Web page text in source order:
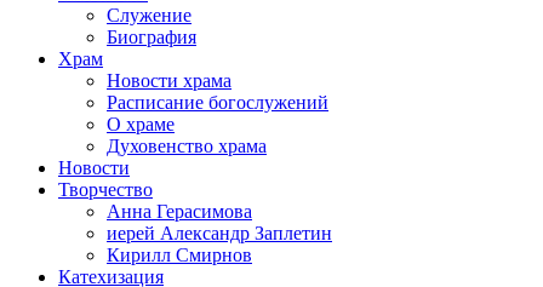
Служение
Биография
Храм
Новости храма
Расписание богослужений
О храме
Духовенство храма
Новости
Творчество
Анна Герасимова
иерей Александр Заплетин
Кирилл Смирнов
Катехизация